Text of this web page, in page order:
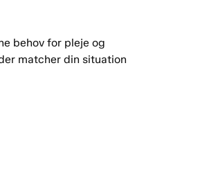
behov for pleje og
matcher din situation